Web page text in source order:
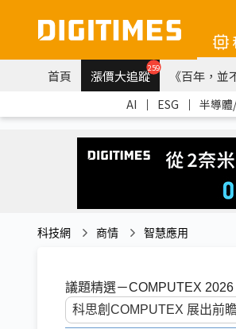
首頁 漲價大追蹤259 《百年，
AI ｜ ESG ｜ 半導
科技網 商情 智慧應用
議題精選－COMPUTEX 2026